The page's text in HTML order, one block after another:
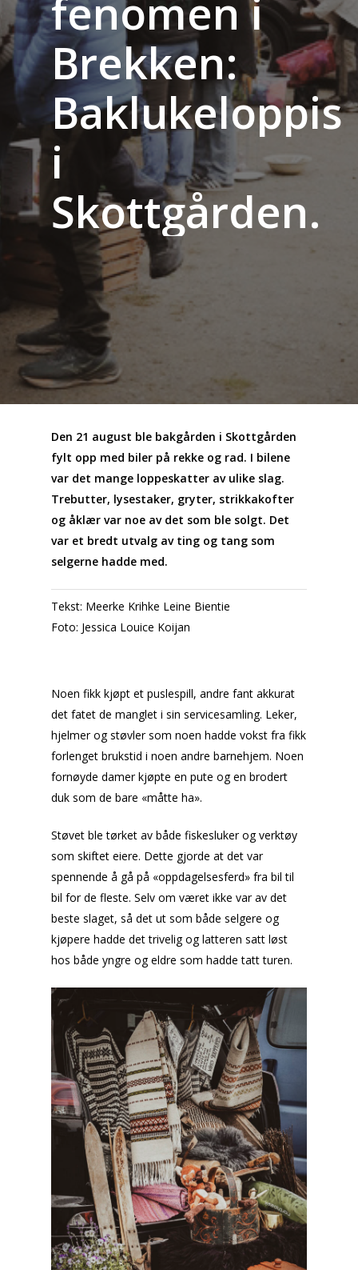
fenomen i
Brekken:
Baklukeloppis
i
Skottgården.
Den 21 august ble bakgården i Skottgården
fylt opp med biler på rekke og rad. I bilene
var det mange loppeskatter av ulike slag.
Trebutter, lysestaker, gryter, strikkakofter
og åklær var noe av det som ble solgt. Det
var et bredt utvalg av ting og tang som
selgerne hadde med.
Tekst: Meerke Krihke Leine Bientie
Foto: Jessica Louice Koijan
Noen fikk kjøpt et puslespill, andre fant akkurat
det fatet de manglet i sin servicesamling. Leker,
hjelmer og støvler som noen hadde vokst fra fikk
forlenget brukstid i noen andre barnehjem. Noen
fornøyde damer kjøpte en pute og en brodert
duk som de bare «måtte ha».
Støvet ble tørket av både fiskesluker og verktøy
som skiftet eiere. Dette gjorde at det var
spennende å gå på «oppdagelsesferd» fra bil til
bil for de fleste. Selv om været ikke var av det
beste slaget, så det ut som både selgere og
kjøpere hadde det trivelig og latteren satt løst
hos både yngre og eldre som hadde tatt turen.